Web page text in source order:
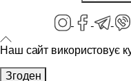
Наш сайт використовує
Згоден